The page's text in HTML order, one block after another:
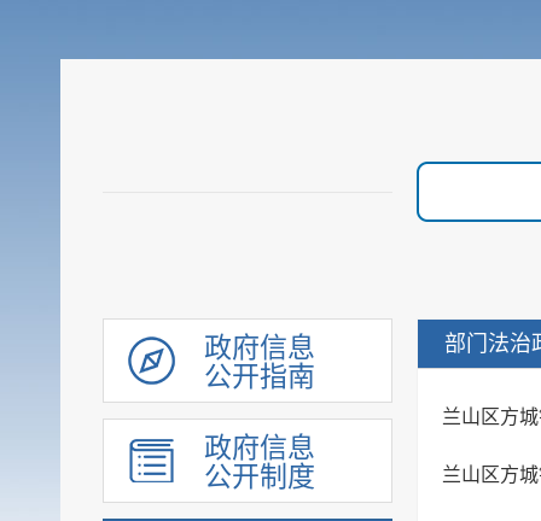
政府信息
公开指南
政府信息
公开制度
部门法治
兰山区方
兰山区方